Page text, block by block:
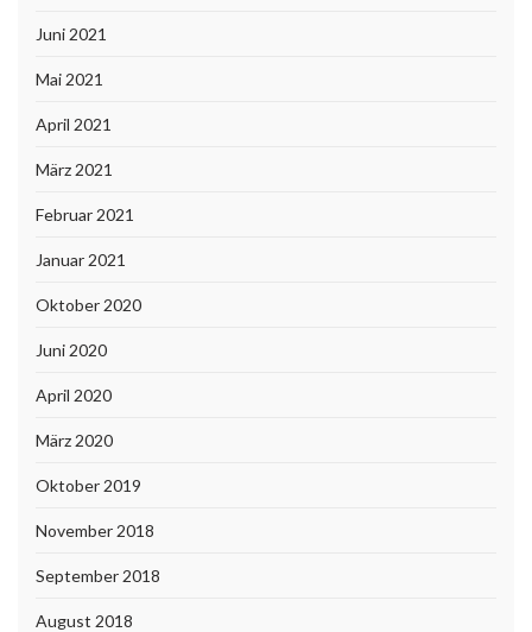
Juni 2021
Mai 2021
April 2021
März 2021
Februar 2021
Januar 2021
Oktober 2020
Juni 2020
April 2020
März 2020
Oktober 2019
November 2018
September 2018
August 2018